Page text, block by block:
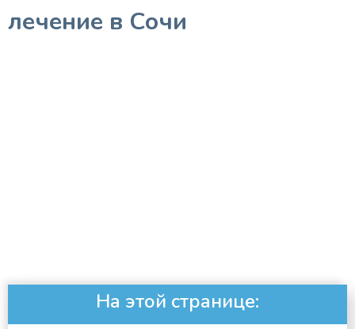
лечение в Сочи
На этой странице: